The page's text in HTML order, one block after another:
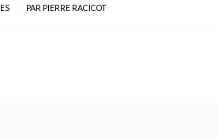
PAR PIERRE RACICOT